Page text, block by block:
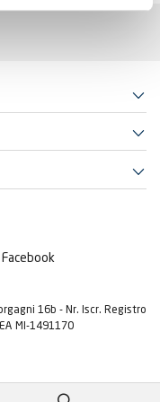
Facebook
16b - Nr. Iscr. Registro
MI-1491170